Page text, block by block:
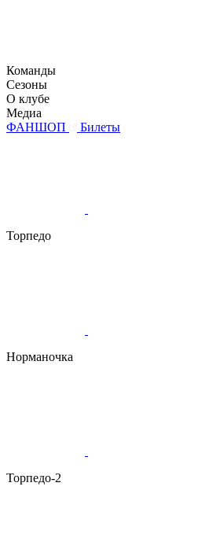
Команды
Сезоны
О клубе
Медиа
ФАНШОП
Билеты
Торпедо
Норманочка
Торпедо-2